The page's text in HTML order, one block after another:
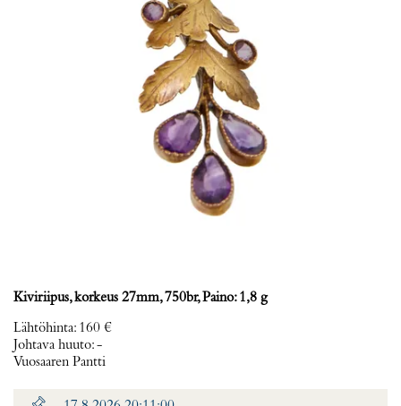
Kiviriipus, korkeus 27mm, 750br, Paino: 1,8 g
Lähtöhinta: 160 €
Johtava huuto:-
Vuosaaren Pantti